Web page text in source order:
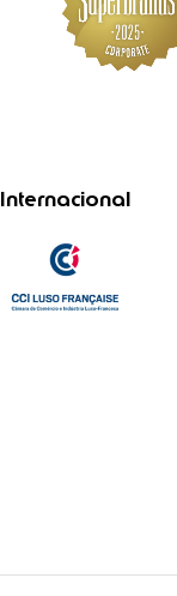
Internacional